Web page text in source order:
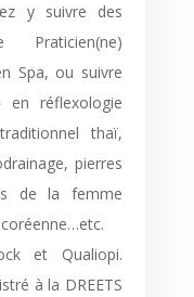
y suivre des
Praticien(ne)
Spa, ou suivre
réflexologie
thaï,
pierres
de la femme
et Qualiopi.
à la DREETS